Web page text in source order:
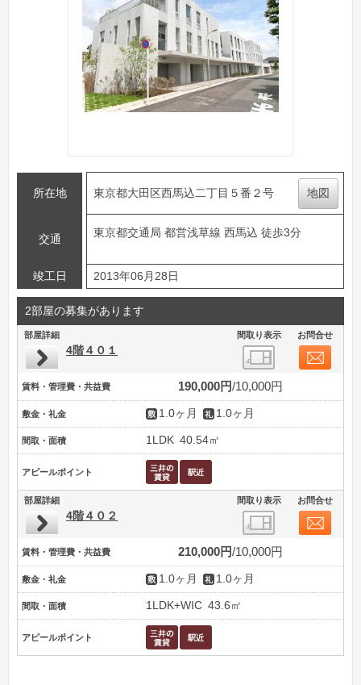
所在地 東京都大田区西馬込二丁目５番２号 地図
交通
東京都交通局 都営浅草線 西馬込 徒歩3分
竣工日 2013年06月28日
2部屋の募集があります
部屋詳細 間取り表示 お問合せ
4階４０１
賃料・管理費・共益費 190,000円 10,000円
敷金・礼金 1.0ヶ月 1.0ヶ月
間取・面積 1LDK 40.54㎡
アピールポイント
部屋詳細 間取り表示 お問合せ
4階４０２
賃料・管理費・共益費 210,000円 10,000円
敷金・礼金 1.0ヶ月 1.0ヶ月
間取・面積 1LDK+WIC 43.6㎡
アピールポイント